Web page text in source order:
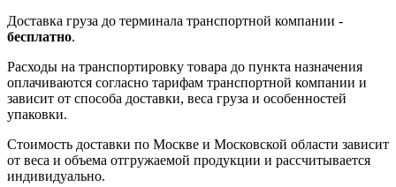
Доставка груза до терминала транспортной компании -
бесплатно.
Расходы на транспортировку товара до пункта назначения
оплачиваются согласно тарифам транспортной компании и
зависит от способа доставки, веса груза и особенностей
упаковки.
Стоимость доставки по Москве и Московской области зависит
от веса и объема отгружаемой продукции и рассчитывается
индивидуально.